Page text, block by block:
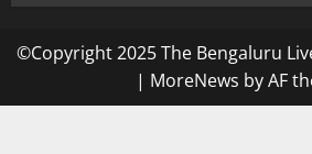
©Copyright 2025 The Bengaluru
| MoreNews by AF